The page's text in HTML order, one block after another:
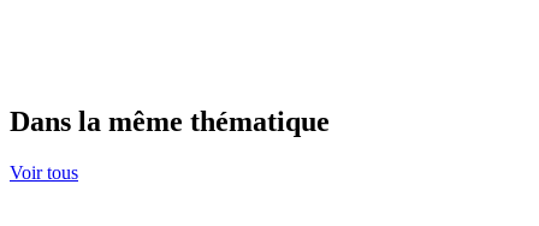
Dans la même thématique
Voir tous